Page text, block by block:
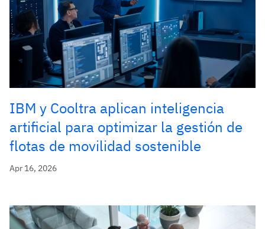
IBM y Cooltra aplican inteligencia
artificial para optimizar la gestión de
flotas de movilidad sostenible
Apr 16, 2026